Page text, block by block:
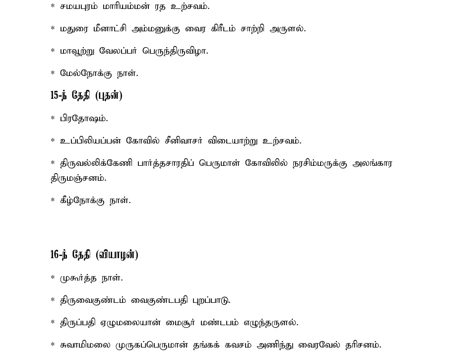
* சமயபுரம் மாரியம்மன் ரத உற்சவம்.
* மதுரை மீனாட்சி அம்மனுக்கு வைர கிரீடம் சாற்றி அருளல்.
* மாவூற்று வேலப்பர் பெருந்திருவிழா.
* மேல்நோக்கு நாள்.
15-ந் தேதி (புதன்)
* பிரதோஷம்.
* உப்பிலியப்பன் கோவில் சீனிவாசர் விடையாற்று உற்சவம்.
* திருவல்லிக்கேணி பார்த்தசாரதிப் பெருமாள் கோவிலில் நரசிம்மருக்கு அலங்கார
திருமஞ்சனம்.
* கீழ்நோக்கு நாள்.
16-ந் தேதி (வியாழன்)
* முகூர்த்த நாள்.
* திருவைகுண்டம் வைகுண்டபதி புறப்பாடு.
* திருப்பதி ஏழுமலையான் மைசூர் மண்டபம் எழுந்தருளல்.
* சுவாமிமலை முருகப்பெருமான் தங்கக் கவசம் அணிந்து வைரவேல் தரிசனம்.